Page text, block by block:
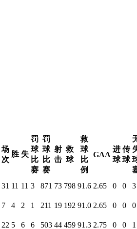
场
次
胜 失
罚
球
比
赛
罚
球
比
赛
射
击
救
球
救
球
比
例
GAA
进
球
传
球
31 11 11 3 871 73 798 91.6 2.65 0 0
3
7 4 2 1 211 19 192 91.0 2.65 0 0
0
22 5 6 6 503 44 459 91.3 2.75 0 0
1